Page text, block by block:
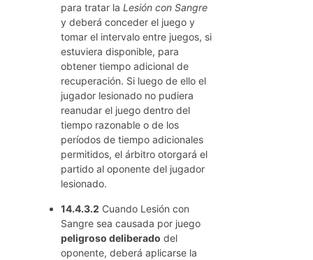
para tratar la Lesión con Sangre
y deberá conceder el juego y
tomar el intervalo entre juegos, si
estuviera disponible, para
obtener tiempo adicional de
recuperación. Si luego de ello el
jugador lesionado no pudiera
reanudar el juego dentro del
tiempo razonable o de los
períodos de tiempo adicionales
permitidos, el árbitro otorgará el
partido al oponente del jugador
lesionado.
14.4.3.2 Cuando Lesión con
Sangre sea causada por juego
peligroso deliberado del
oponente, deberá aplicarse la